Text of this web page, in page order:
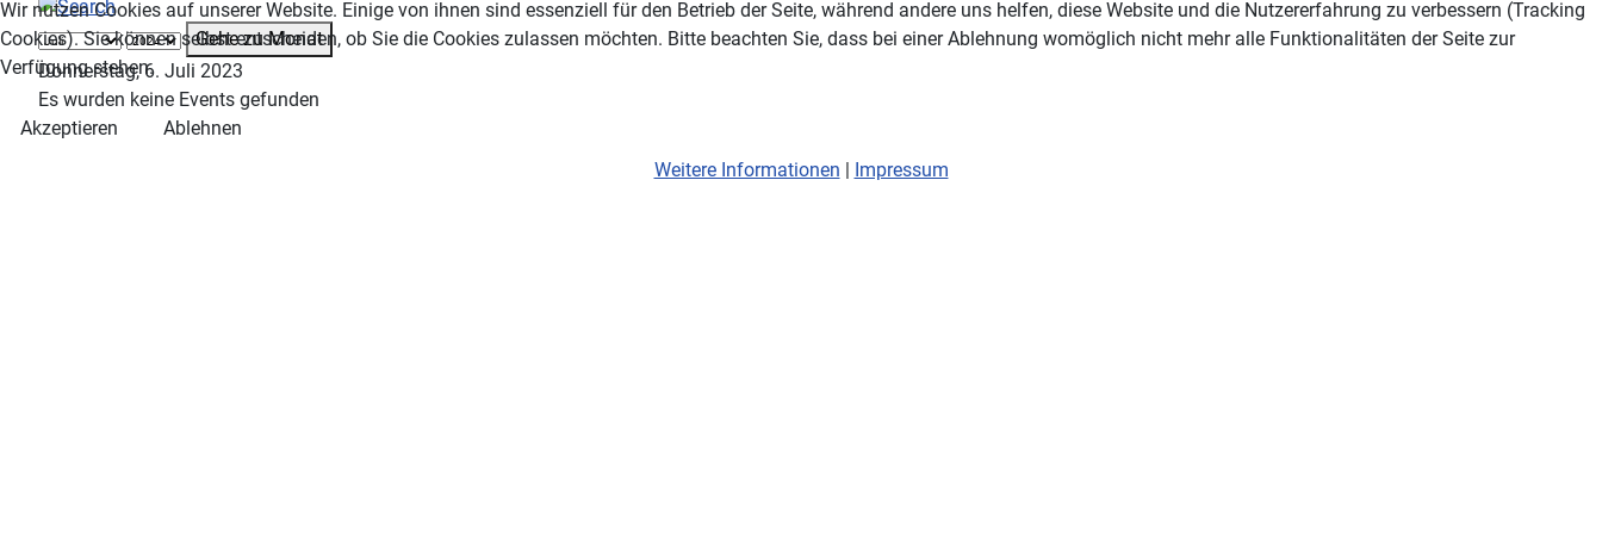
Gehe zu Monat
Donnerstag, 6. Juli 2023
Es wurden keine Events gefunden
Wir nutzen Cookies auf unserer Website. Einige von ihnen sind essenziell für den Betrieb der Seite, während andere uns helfen, diese Website und die Nutzererfahrung zu verbessern (Tracking
Cookies). Sie können selbst entscheiden, ob Sie die Cookies zulassen möchten. Bitte beachten Sie, dass bei einer Ablehnung womöglich nicht mehr alle Funktionalitäten der Seite zur
Verfügung stehen.
Akzeptieren
Ablehnen
Weitere Informationen | Impressum